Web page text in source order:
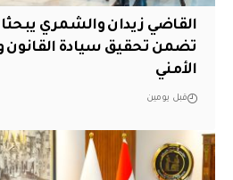
القاضي زيدان والشمري
تضمن تحقيق سيادة القانون
الأمني
قبل يومين